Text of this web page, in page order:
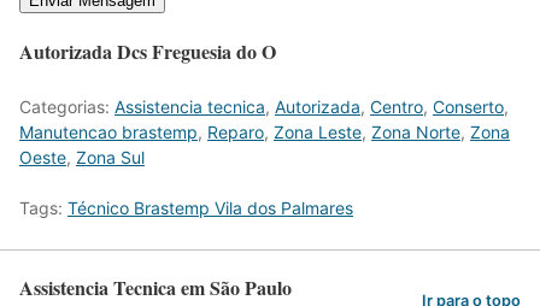
Autorizada Dcs Freguesia do O
Categorias: Assistencia tecnica, Autorizada, Centro, Conserto,
Manutencao brastemp, Reparo, Zona Leste, Zona Norte, Zona
Oeste, Zona Sul
Tags: Técnico Brastemp Vila dos Palmares
Assistencia Tecnica em São Paulo Ir para o topo